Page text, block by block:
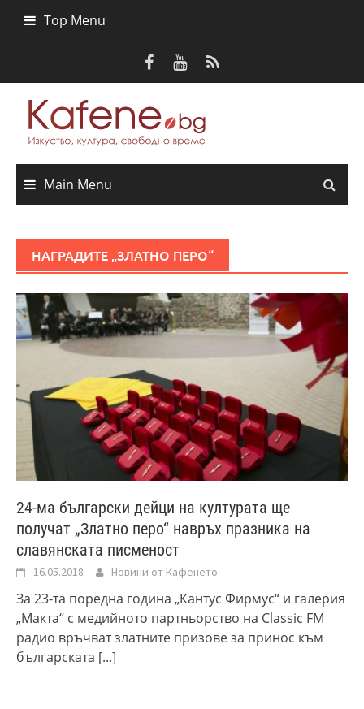
Top Menu
Main Menu
НАГРАДИТЕ „ЗЛАТНО ПЕРО“
24-ма български дейци на културата ще
получат „Златно перо“ навръх празника на
славянската писменост
16.05.2018 Новини от Кафенето
За 23-та поредна година „Кантус Фирмус“ и галерия
„Макта“ с медийното партньорство на Classic FM
радио връчват златните призове за принос към
българската [...]